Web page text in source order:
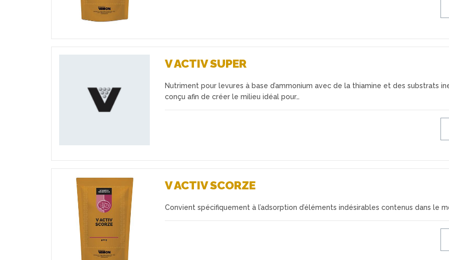
V ACTIV SUPER
Nutriment pour levures à base d’ammonium avec de la thiamine et des substrats
conçu afin de créer le milieu idéal pour…
Favoris
V ACTIV SCORZE
Convient spécifiquement à l’adsorption d’éléments indésirables contenus dans le